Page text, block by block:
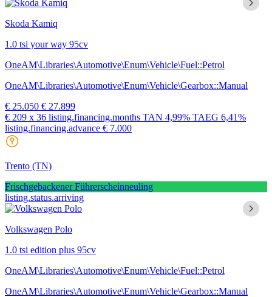
Skoda Kamiq
1.0 tsi your way 95cv
OneAM\Libraries\Automotive\Enum\Vehicle\Fuel::Petrol
OneAM\Libraries\Automotive\Enum\Vehicle\Gearbox::Manual
€ 25.050 € 27.899
€ 209 x 36 listing.financing.months TAN 4,99% TAEG 6,41%
listing.financing.advance € 7.000
Trento (TN)
Frischgebackener Führerscheinneuling
listing.status.arriving
Volkswagen Polo
1.0 tsi edition plus 95cv
OneAM\Libraries\Automotive\Enum\Vehicle\Fuel::Petrol
OneAM\Libraries\Automotive\Enum\Vehicle\Gearbox::Manual